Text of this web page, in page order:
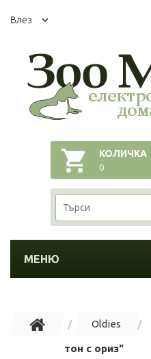
Влез
КОЛИЧКА
0
МЕНЮ
Oldies
тон с ориз"